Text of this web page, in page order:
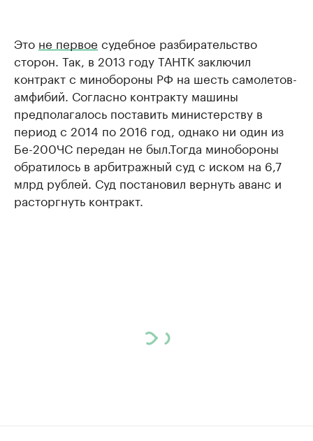
Это не первое судебное разбирательство
сторон. Так, в 2013 году ТАНТК заключил
контракт с минобороны РФ на шесть самолетов-
амфибий. Согласно контракту машины
предполагалось поставить министерству в
период с 2014 по 2016 год, однако ни один из
Бе-200ЧС передан не был.Тогда минобороны
обратилось в арбитражный суд с иском на 6,7
млрд рублей. Суд постановил вернуть аванс и
расторгнуть контракт.